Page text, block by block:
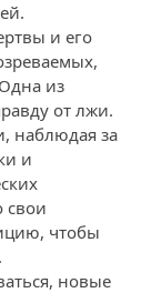
и его
из
от лжи.
наблюдая за
и
свои
чтобы
новые